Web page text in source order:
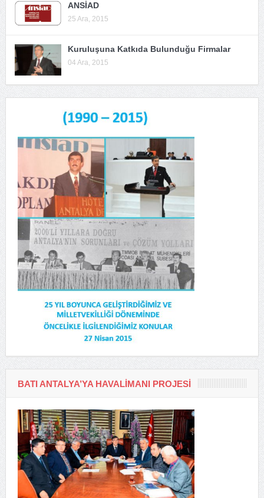
ANSİAD
25 Ara, 2015
Kuruluşuna Katkıda Bulunduğu Firmalar
04 Ara, 2015
BATI ANTALYA’YA HAVALIMANI PROJESI